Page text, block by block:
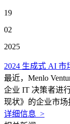
19
02
2025
2024 生成式 AI
最近，Menlo
企业 IT 决策者进
现状》的企业市场
详细信息 >